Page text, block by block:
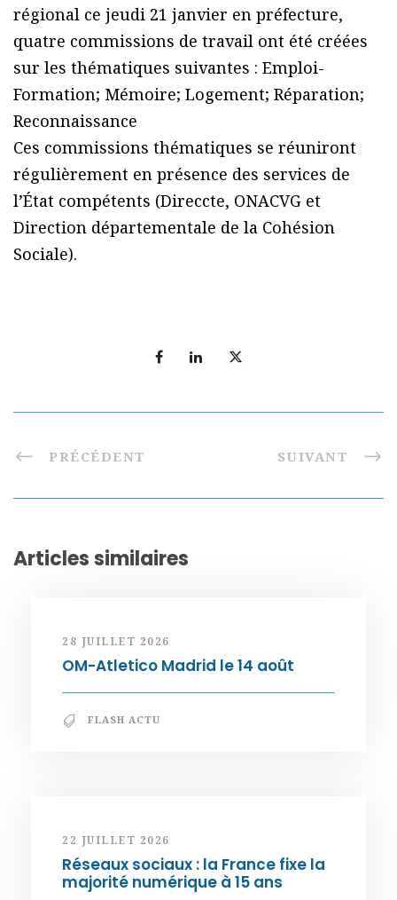
régional ce jeudi 21 janvier en préfecture,
quatre commissions de travail ont été créées
sur les thématiques suivantes : Emploi-
Formation; Mémoire; Logement; Réparation;
Reconnaissance
Ces commissions thématiques se réuniront
régulièrement en présence des services de
l’État compétents (Direccte, ONACVG et
Direction départementale de la Cohésion
Sociale).
PRÉCÉDENT SUIVANT
Articles similaires
28 JUILLET 2026
OM-Atletico Madrid le 14 août
FLASH ACTU
22 JUILLET 2026
Réseaux sociaux : la France fixe la
majorité numérique à 15 ans